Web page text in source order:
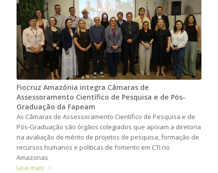
Fiocruz Amazônia integra Câmaras de
Assessoramento Científico de Pesquisa e de Pós-
Graduação da Fapeam
As Câmaras de Assessoramento Científico de Pesquisa e de
Pós-Graduação são órgãos colegiados que apoiam a diretoria
na avaliação de mérito de projetos de pesquisa, formação de
recursos humanos e políticas de fomento em CTI no
Amazonas
Leia mais